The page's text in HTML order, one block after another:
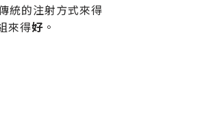
統的注射方式來得
來得好 。